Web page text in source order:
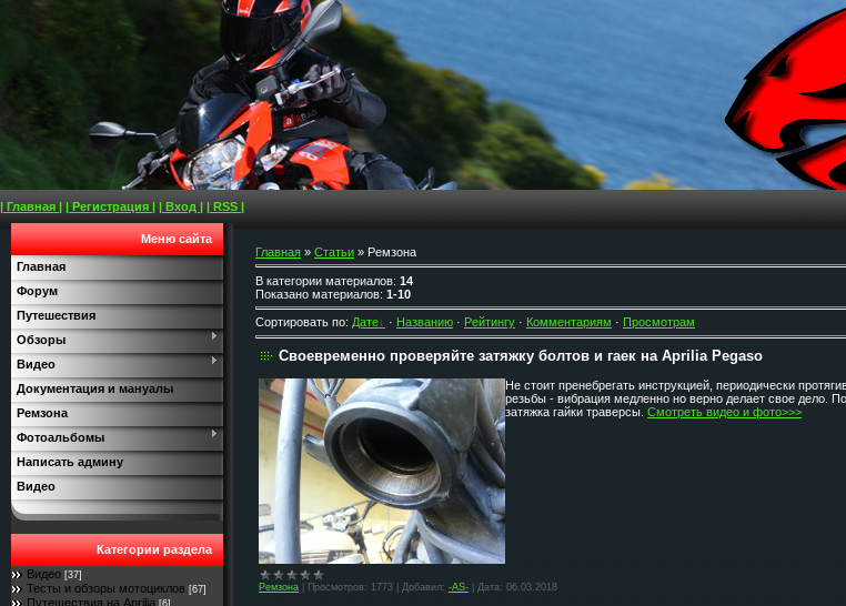
| Главная | | Регистрация | | Вход | | RSS |
Меню сайта
Главная
Форум
Путешествия
Обзоры
Видео
Документация и мануалы
Ремзона
Фотоальбомы
Написать админу
Видео
Категории раздела
Видео [37]
Тесты и обзоры мотоциклов [67]
Путешествия на Aprilia [6]
Главная » Статьи » Ремзона
В категории материалов: 14
Показано материалов: 1-10
Сортировать по: Дате · Названию · Рейтингу · Комментариям · Просмотрам
Своевременно проверяйте затяжку болтов и гаек на Aprilia Pegaso
Не стоит пренебрегать инструкцией, периодически
резьбы - вибрация медленно но верно делает свое дело.
затяжка гайки траверсы. Смотреть видео и фото>>>
Ремзона Просмотров: 1773 Добавил: -AS- Дата: 06.03.2018